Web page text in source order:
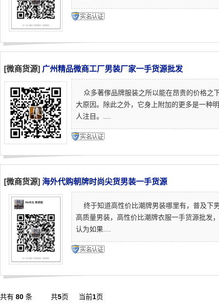
[微商货源] 广州精品微商工厂男装厂家一手货源批发
众多著偧品牌服装之所以能在昂贵的价格之
大原因。除此之外，它身上附加的更多是一种
人注目。....
[微商货源] 海外代购朝牌时尚尖货男装一手货源
终于知道高性价比潮牌男装哪里有，普及下
高质量男装，高性价比潮牌衣服一手货源批发
认为如果....
共有 80 条 共5页 当前1页